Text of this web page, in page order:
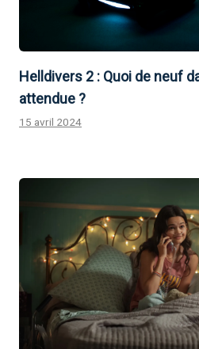
Helldivers 2 : Quoi de neuf
attendue ?
15 avril 2024